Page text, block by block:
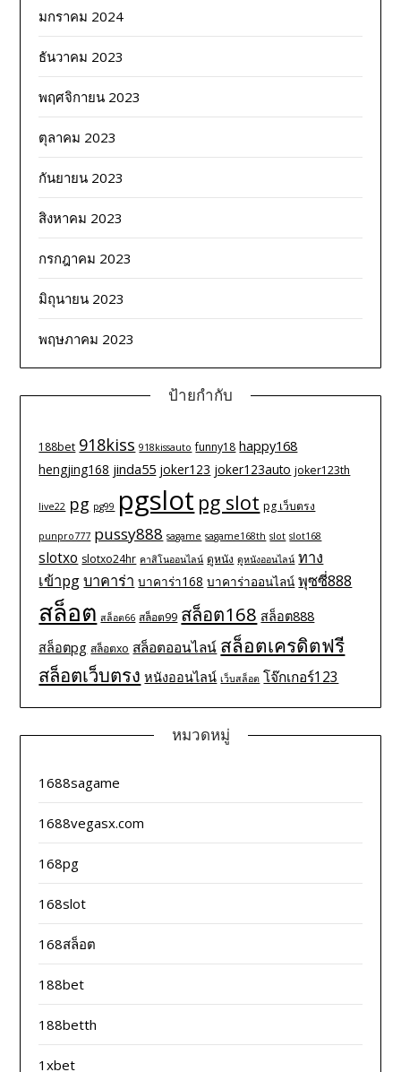
มกราคม 2024
ธันวาคม 2023
พฤศจิกายน 2023
ตุลาคม 2023
กันยายน 2023
สิงหาคม 2023
กรกฎาคม 2023
มิถุนายน 2023
พฤษภาคม 2023
ป้ายกำกับ
188bet 918kiss 918kissauto funny18 happy168
hengjing168 jinda55 joker123 joker123auto joker123th
live22 pg pg99 pgslot pg slot pg เว็บตรง
punpro777 pussy888 sagame sagame168th slot slot168
slotxo slotxo24hr คาสิโนออนไลน์ ดูหนัง ดูหนังออนไลน์ ทาง
เข้าpgบาคาร่า บาคาร่า168 บาคาร่าออนไลน์ พุซซี่888
สล็อต สล็อต66 สล็อต99 สล็อต168 สล็อต888
สล็อตpg สล็อตxo สล็อตออนไลน์ สล็อตเครดิตฟรี
สล็อตเว็บตรง หนังออนไลน์ เว็บสล็อต โจ๊กเกอร์123
หมวดหมู่
1688sagame
1688vegasx.com
168pg
168slot
168สล็อต
188bet
188betth
1xbet